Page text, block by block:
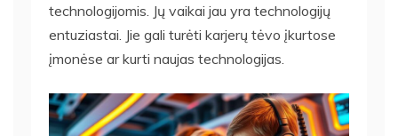
technologijomis. Jų vaikai jau yra technologijų
entuziastai. Jie gali turėti karjerų tėvo įkurtose
įmonėse ar kurti naujas technologijas.